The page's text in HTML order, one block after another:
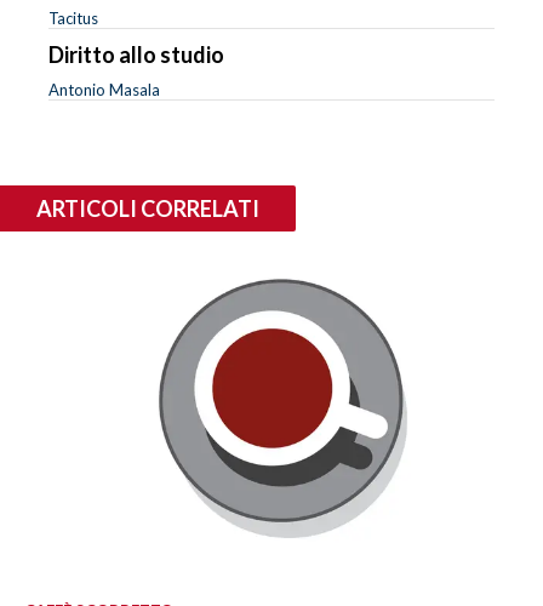
Tacitus
Diritto allo studio
Antonio Masala
ARTICOLI CORRELATI